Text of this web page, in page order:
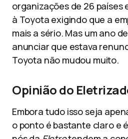
organizações de 26 países
à Toyota exigindo que a
mais a sério. Mas um ano
anunciar que estava
Toyota não mudou muito.
Opinião do
Embora tudo isso seja
o ponto é bastante claro e